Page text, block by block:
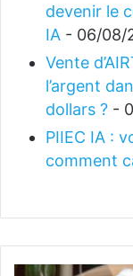
devenir le
IA - 06/08/
Vente
l’argent
dollars ? -
PIIEC IA :
comment